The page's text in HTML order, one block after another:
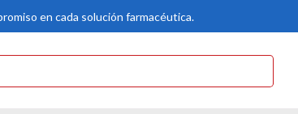
en cada solución farmacéutica.